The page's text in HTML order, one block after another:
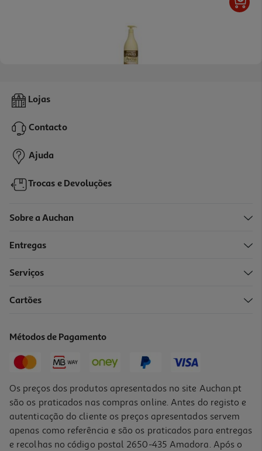
Loção Corporal Instituto Español Aveia 950ml
7,50 €
Lojas
Contacto
Ajuda
Trocas e Devoluções
Sobre a Auchan
Entregas
Serviços
Cartões
Métodos de Pagamento
Os preços dos produtos apresentados no site Auchan.pt
são os praticados nas compras online. Antes do registo e
autenticação do cliente os preços apresentados servem
apenas como referência e são os praticados para entregas
e recolhas no código postal 2650-435 Amadora. Após o